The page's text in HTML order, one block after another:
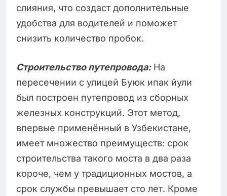
слияния, что создаст дополнительные
удобства для водителей и поможет
снизить количество пробок.
Строительство путепровода:На
пересечении с улицей Буюк ипак йули
был построен путепровод из сборных
железных конструкций. Этот метод,
впервые применённый в Узбекистане,
имеет множество преимуществ: срок
строительства такого моста в два раза
короче, чем у традиционных мостов, а
срок службы превышает сто лет. Кроме